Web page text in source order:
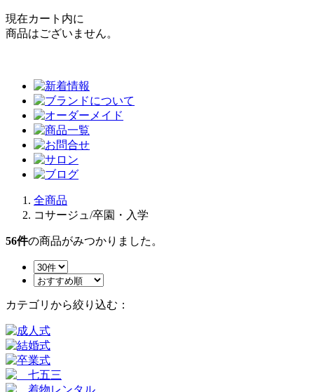
現在カート内に
商品はございません。
全商品
コサージュ/卒園・入学
56件の商品がみつかりました。
カテゴリから絞り込む：